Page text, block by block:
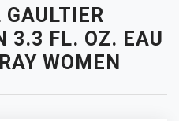
3.3 FL. OZ. EAU
WOMEN